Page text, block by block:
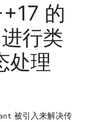
的
行类
处理
被引入来解决传